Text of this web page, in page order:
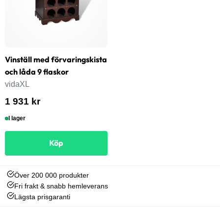
Vinställ med förvaringskista
och låda 9 flaskor
vidaXL
1 931 kr
I lager
Köp
Över 200 000 produkter
Fri frakt & snabb hemleverans
Lägsta prisgaranti